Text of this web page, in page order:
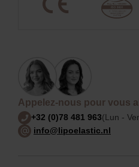
Appelez-nous pour vous
+32 (0)78 481 963(Lun -
info@lipoelastic.nl